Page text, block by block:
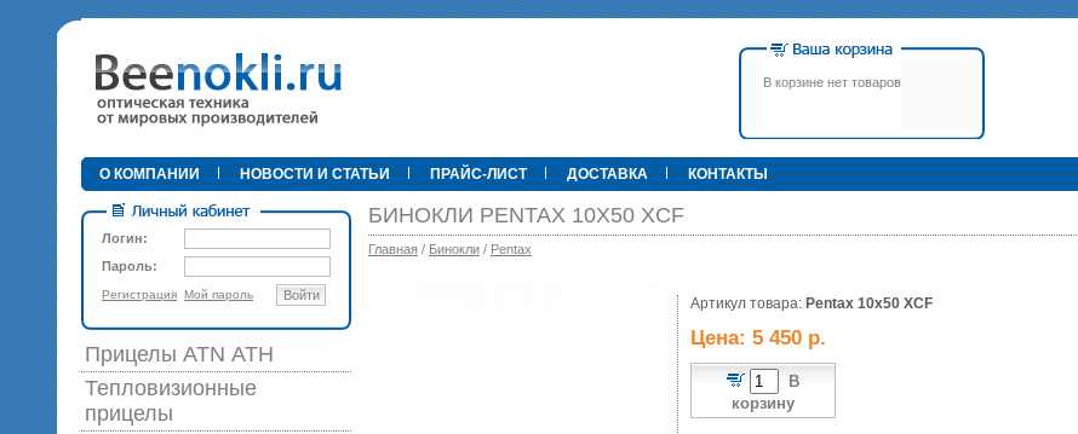
• В корзине нет товаров
79 900 р.
Прицел ATN X-Sight-4k Pro,
3-14, день/ночь (до
600м/400м), трубка 30мм,
фото/видео, IOS/Android, до
6000Дж, 940гр.
395 000 р.
О КОМПАНИИ НОВОСТИ И СТАТЬИ ПРАЙС-ЛИСТ ДОСТАВКА КОНТАКТЫ
Логин:
Пароль:
Регистрация Мой пароль Войти
Прицелы ATN АТН
Тепловизионные
прицелы
БИНОКЛИ PENTAX 10X50 XCF
Главная / Бинокли / Pentax
Артикул товара: Pentax 10x50 XCF
Цена: 5 450 р.
В
корзину